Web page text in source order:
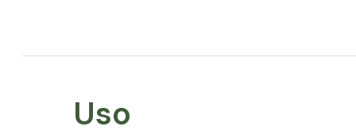
Contribuye al mantenimiento de los dientes en
Contribuye al funcionamiento normal del
Uso